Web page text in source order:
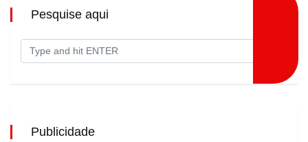
Pesquise aqui
Publicidade